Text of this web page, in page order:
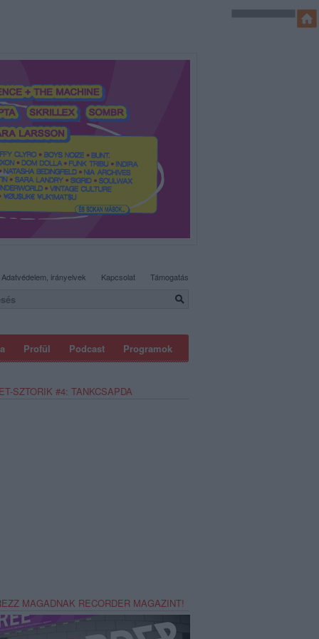
Profül Podcast Programok
Adatvédelem, irányelvek Kapcsolat Támogatás
SZTORIK #4: TANKCSAPDA
MAGADNAK RECORDER MAGAZINT!